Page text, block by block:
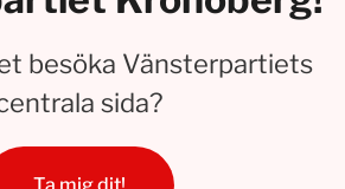
besöka Vänsterpartiets
sida?